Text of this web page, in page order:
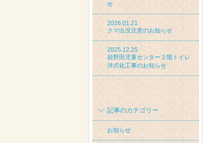
せ
2026.01.21
クマ出没注意のお知らせ
2025.12.25
岩野田児童センター２階トイレ
洋式化工事のお知らせ
記事のカテゴリー
お知らせ